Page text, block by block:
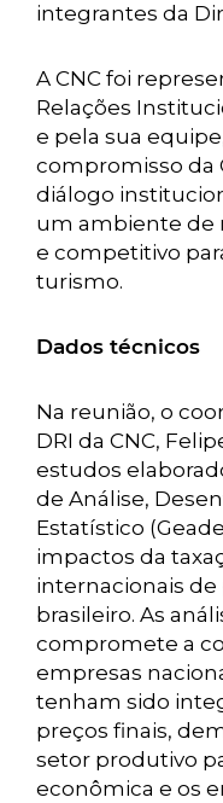
integrantes da
A CNC foi
Relações
e pela sua
compromisso da
diálogo
um ambiente de
e competitivo
turismo.
Dados técnicos
Na reunião, o
DRI da CNC,
estudos
de Análise,
Estatístico
impactos da
internacionais
brasileiro. As
compromete a
empresas
tenham sido
preços finais,
setor produtivo
econômica e os